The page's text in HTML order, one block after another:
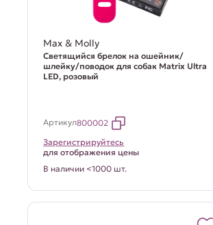
Max & Molly
Светящийся брелок на ошейник/
шлейку/поводок для собак Matrix Ultra
LED, розовый
Артикул800002
Зарегистрируйтесь
для отображения цены
В наличии <1000 шт.